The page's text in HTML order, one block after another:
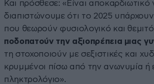
Και πρόσθεσε: «Είναι αποκαρδιωτικό
διαπιστώνουμε ότι το 2025 υπάρχουν
που θεωρούν φυσιολογικό και
ποδοπατούν την αξιοπρέπεια μιας
τη στοχοποιούν με σεξιστικές και
κρυμμένοι πίσω από την ανωνυμία ή
πληκτρολόγιο».